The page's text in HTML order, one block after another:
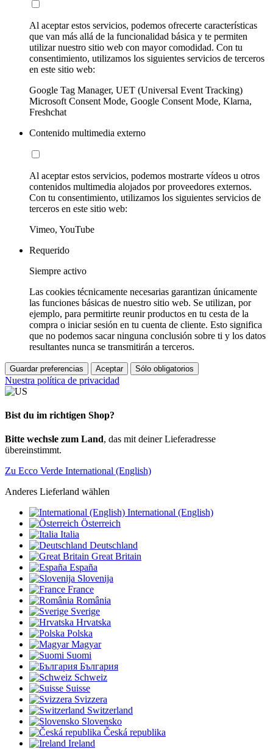
Al aceptar estos servicios, podemos ofrecerte características
que van más allá de la funcionalidad básica y te permiten
utilizar nuestro sitio web con mayor comodidad. Con tu
consentimiento, utilizamos los siguientes servicios de terceros
en este sitio web:
Google Tag Manager, UET (Universal Event Tracking)
Microsoft Consent Mode, Google Consent Mode, Klarna,
Freshchat
Contenido multimedia externo
Al aceptar estos servicios, podemos mostrarte vídeos u otros
contenidos multimedia alojados por proveedores externos.
Con tu consentimiento, utilizamos los siguientes servicios de
terceros en este sitio web:
Vimeo, YouTube
Requerido
Siempre activo
Las cookies técnicamente necesarias garantizan únicamente
las funciones básicas de nuestro sitio web. Se utilizan, por
ejemplo, para permitirte reunir productos en tu cesta de la
compra o iniciar sesión en tu cuenta de cliente. Esto significa
que no podemos sacar ninguna conclusión sobre ti y los datos
resultantes nunca se transmitirán a terceros.
Guardar preferencias Aceptar Sólo obligatorios
Nuestra política de privacidad
Bist du im richtigen Shop?
Bitte wechsle zum Land, das mit deiner Lieferadresse
übereinstimmt.
Zu Ecco Verde International (English)
Anderes Lieferland wählen
International (English)
Österreich
Italia
Deutschland
Great Britain
España
Slovenija
France
România
Sverige
Hrvatska
Polska
Magyar
Suomi
България
Schweiz
Suisse
Svizzera
Switzerland
Slovensko
Česká republika
Ireland